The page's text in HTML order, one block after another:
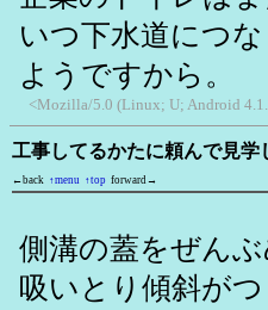
いつ下水道につ
ようですから。
<Mozilla/5.0 (Linux; U; Android
工事してるかたに頼んで見学
←back ↑menu ↑top forward→
側溝の蓋をぜん
吸いとり傾斜が